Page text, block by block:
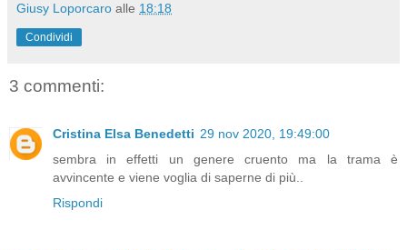
Giusy Loporcaro alle 18:18
Condividi
3 commenti:
Cristina Elsa Benedetti 29 nov 2020, 19:49:00
sembra in effetti un genere cruento ma la trama è
avvincente e viene voglia di saperne di più..
Rispondi